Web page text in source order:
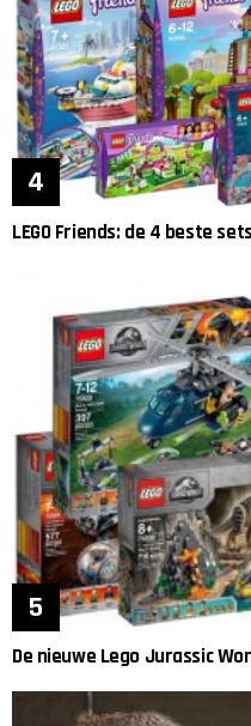
LEGO Friends: de 4 beste
De nieuwe Lego Jurassic